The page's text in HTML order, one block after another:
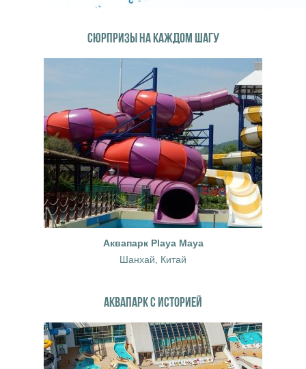
СЮРПРИЗЫ НА КАЖДОМ ШАГУ
Аквапарк Playa Maya
Шанхай, Китай
АКВАПАРК С ИСТОРИЕЙ